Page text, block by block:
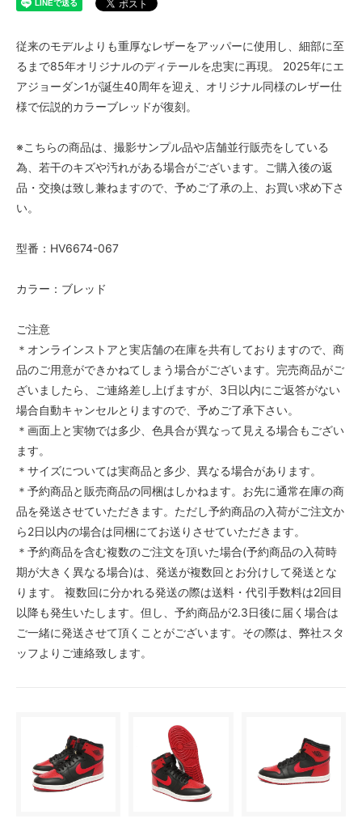
従来のモデルよりも重厚なレザーをアッパーに使用し、細部に至
るまで85年オリジナルのディテールを忠実に再現。 2025年にエ
アジョーダン1が誕生40周年を迎え、オリジナル同様のレザー仕
様で伝説的カラーブレッドが復刻。
※こちらの商品は、撮影サンプル品や店舗並行販売をしている
為、若干のキズや汚れがある場合がございます。ご購入後の返
品・交換は致し兼ねますので、予めご了承の上、お買い求め下さ
い。
型番：HV6674-067
カラー：ブレッド
ご注意
＊オンラインストアと実店舗の在庫を共有しておりますので、商
品のご用意ができかねてしまう場合がございます。完売商品がご
ざいましたら、ご連絡差し上げますが、3日以内にご返答がない
場合自動キャンセルとりますので、予めご了承下さい。
＊画面上と実物では多少、色具合が異なって見える場合もござい
ます。
＊サイズについては実商品と多少、異なる場合があります。
＊予約商品と販売商品の同梱はしかねます。お先に通常在庫の商
品を発送させていただきます。ただし予約商品の入荷がご注文か
ら2日以内の場合は同梱にてお送りさせていただきます。
＊予約商品を含む複数のご注文を頂いた場合(予約商品の入荷時
期が大きく異なる場合)は、発送が複数回とお分けして発送とな
ります。 複数回に分かれる発送の際は送料・代引手数料は2回目
以降も発生いたします。但し、予約商品が2.3日後に届く場合は
ご一緒に発送させて頂くことがございます。その際は、弊社スタ
ッフよりご連絡致します。